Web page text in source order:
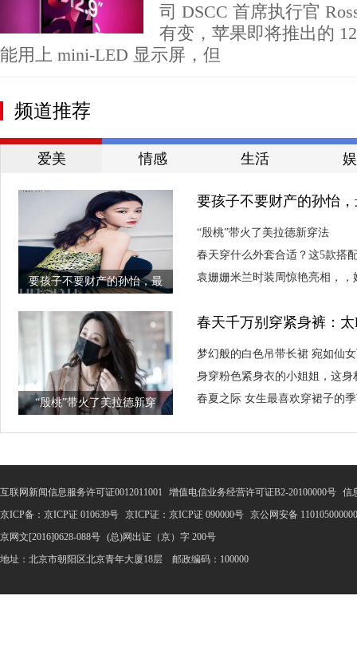
司 DSCC 首席执行官
有变，苹果即将推出的
能用上 mini-LED 显示屏，但
频道推荐
爱美 情感 生活
要孩子不要财产的孙怡，最
“殷桃”带火了美拉德新穿
要孩子不要财产的孙怡
“殷桃”带火了美拉德新穿法
春天穿什么外套合适？这5款搭
袁姗姗米兰时装周惊艳亮相，
春天千万别穿紧身裤：
龄又漂亮！
梦幻般的白色吊带长裙 宛如仙
身穿粉色紧身衣的小姐姐，这身
春夏之际 女生最喜欢穿裙子的
互联网新闻信息服务许可证0012011001 增值电信业务经营许可证B2-20100000号 信
京ICP备：京ICP证 010639号 京ICP证：京ICP证 090000号 京公网安备 110105000000
京网文[2016]0628-088号 (总)网出证（京）字 200号
地址：北京市朝阳区北京青年大厦18层 邮政编码：100000